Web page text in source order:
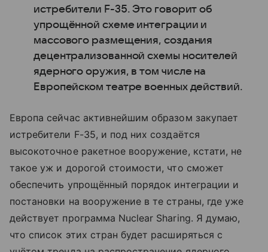
истребители F-35. Это говорит об
упрощённой схеме интеграции и
массового размещения, создания
децентрализованной схемы носителей
ядерного оружия, в том числе на
Европейском театре военных действий.
Европа сейчас активнейшим образом закупает
истребители F-35, и под них создаётся
высокоточное ракетное вооружение, кстати, не
такое уж и дорогой стоимости, что сможет
обеспечить упрощённый порядок интеграции и
постановки на вооружение в те страны, где уже
действует программа Nuclear Sharing. Я думаю,
что список этих стран будет расширяться с